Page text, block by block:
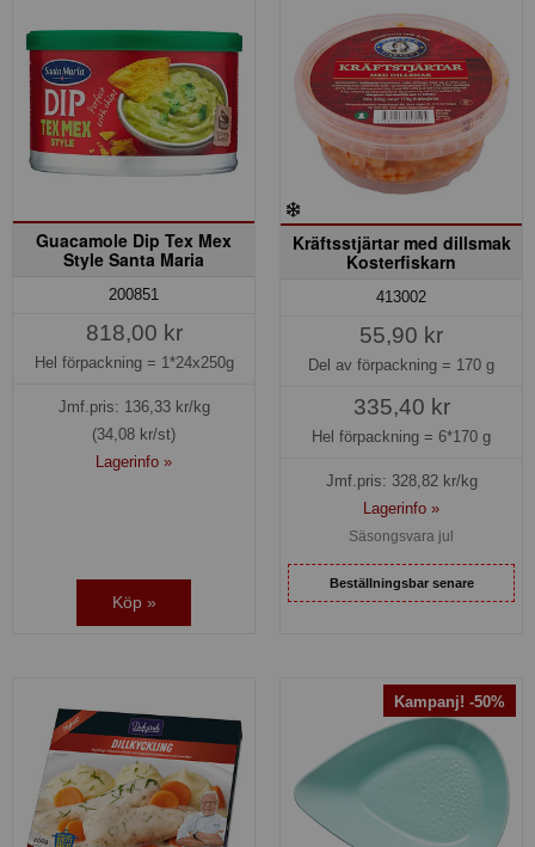
Guacamole Dip Tex Mex
Style Santa Maria
200851
818,00 kr
Hel förpackning = 1*24x250g
Jmf.pris: 136,33kr/kg
(34,08 kr/st)
Lagerinfo »
Köp »
Kräftsstjärtar med dillsmak
Kosterfiskarn
413002
55,90 kr
Del av förpackning = 170 g
335,40 kr
Hel förpackning = 6*170 g
Jmf.pris: 328,82kr/kg
Lagerinfo »
Säsongsvara jul
Beställningsbar senare
Kampanj! -50%